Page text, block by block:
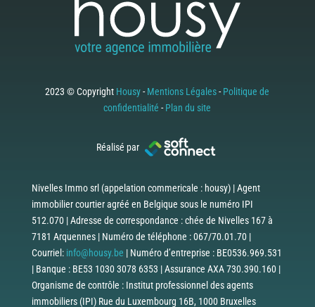
2023 © Copyright Housy-Mentions Légales-Politique de
confidentialité -Plan du site
Réalisé par
Nivelles Immo srl (appelation commericale : housy) | Agent
immobilier courtier agréé en Belgique sous le numéro IPI
512.070 | Adresse de correspondance : chée de Nivelles 167 à
7181 Arquennes | Numéro de téléphone : 067/70.01.70 |
Courriel: info@housy.be | Numéro d’entreprise : BE0536.969.531
| Banque : BE53 1030 3078 6353 | Assurance AXA 730.390.160 |
Organisme de contrôle : Institut professionnel des agents
immobiliers (IPI) Rue du Luxembourg 16B, 1000 Bruxelles